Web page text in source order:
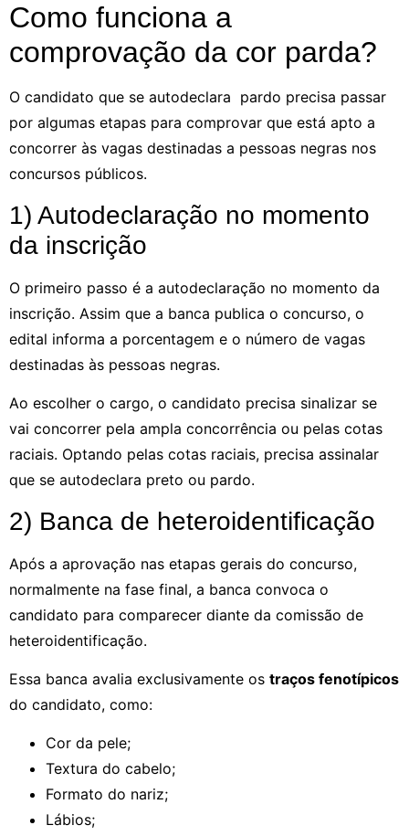
Como funciona a
comprovação da cor parda?
O candidato que se autodeclara pardo precisa passar
por algumas etapas para comprovar que está apto a
concorrer às vagas destinadas a pessoas negras nos
concursos públicos.
1) Autodeclaração no momento
da inscrição
O primeiro passo é a autodeclaração no momento da
inscrição. Assim que a banca publica o concurso, o
edital informa a porcentagem e o número de vagas
destinadas às pessoas negras.
Ao escolher o cargo, o candidato precisa sinalizar se
vai concorrer pela ampla concorrência ou pelas cotas
raciais. Optando pelas cotas raciais, precisa assinalar
que se autodeclara preto ou pardo.
2) Banca de heteroidentificação
Após a aprovação nas etapas gerais do concurso,
normalmente na fase final, a banca convoca o
candidato para comparecer diante da comissão de
heteroidentificação.
Essa banca avalia exclusivamente os traços fenotípicos
do candidato, como:
Cor da pele;
Textura do cabelo;
Formato do nariz;
Lábios;